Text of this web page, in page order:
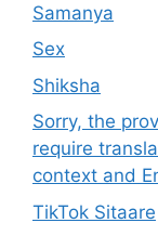
Samanya
Sex
Shiksha
Sorry, the
require
context and
TikTok Sitaare